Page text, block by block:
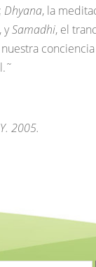
Dhyana, la
ySamadhi, el
2005.